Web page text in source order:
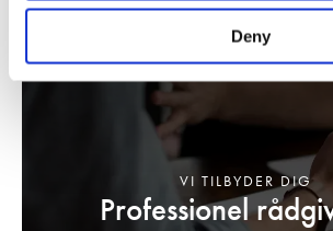
Deny
Professionel
VI TILBYDER DIG